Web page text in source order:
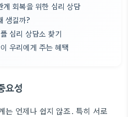
계 회복을 위한 심리 상담
생길까?
심리 상담소 찾기
우리에게 주는 혜택
요성
는 언제나 쉽지 않죠. 특히 서로